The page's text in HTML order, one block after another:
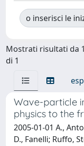
o inserisci le
Mostrati risultati da
di 1
Wave-particle
physics to the
2005-01-01 A.,
D., Fanelli; Ruffo,